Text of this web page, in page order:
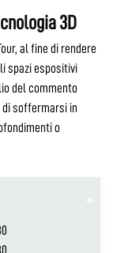
3D
al fine di rendere
spazi espositivi
del commento
di soffermarsi in
o